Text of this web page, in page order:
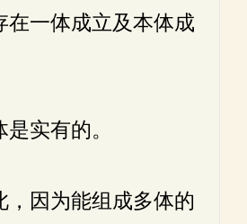
在一体成立及本体成
实有的。
，因为能组成多体的